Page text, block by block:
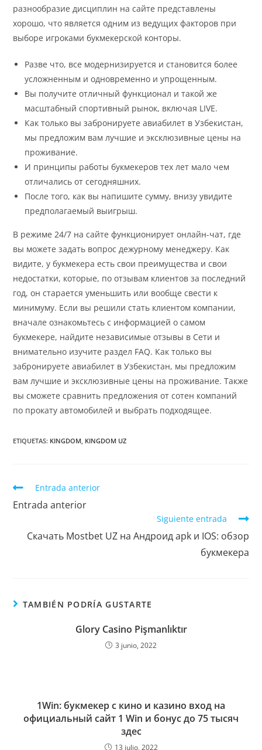
разнообразие дисциплин на сайте представлены
хорошо, что является одним из ведущих факторов при
выборе игроками букмекерской конторы.
Разве что, все модернизируется и становится более
усложненным и одновременно и упрощенным.
Вы получите отличный функционал и такой же
масштабный спортивный рынок, включая LIVE.
Как только вы забронируете авиабилет в Узбекистан,
мы предложим вам лучшие и эксклюзивные цены на
проживание.
И принципы работы букмекеров тех лет мало чем
отличались от сегодняшних.
После того, как вы напишите сумму, внизу увидите
предполагаемый выигрыш.
В режиме 24/7 на сайте функционирует онлайн-чат, где
вы можете задать вопрос дежурному менеджеру. Как
видите, у букмекера есть свои преимущества и свои
недостатки, которые, по отзывам клиентов за последний
год, он старается уменьшить или вообще свести к
минимуму. Если вы решили стать клиентом компании,
вначале ознакомьтесь с информацией о самом
букмекере, найдите независимые отзывы в Сети и
внимательно изучите раздел FAQ. Как только вы
забронируете авиабилет в Узбекистан, мы предложим
вам лучшие и эксклюзивные цены на проживание. Также
вы сможете сравнить предложения от сотен компаний
по прокату автомобилей и выбрать подходящее.
ETIQUETAS: KINGDOM, KINGDOM UZ
Entrada anterior
Entrada anterior
Siguiente entrada
Скачать Mostbet UZ на Андроид apk и IOS: обзор
букмекера
TAMBIÉN PODRÍA GUSTARTE
Glory Casino Pişmanlıktır
3 junio, 2022
1Win: букмекер с кино и казино вход на
официальный сайт 1 Win и бонус до 75 тысяч
здес
13 julio, 2022